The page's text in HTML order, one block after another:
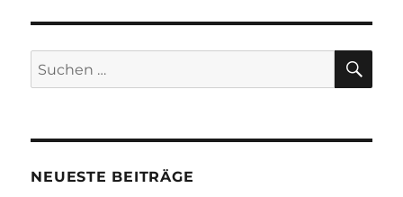
Suche
nach:
NEUESTE BEITRÄGE